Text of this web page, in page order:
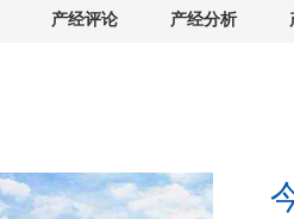
产经评论 产经分析